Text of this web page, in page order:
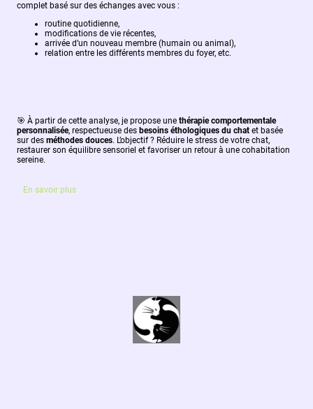
complet basé sur des échanges avec vous :
routine quotidienne,
modifications de vie récentes,
arrivée d’un nouveau membre (humain ou animal),
relation entre les différents membres du foyer, etc.
🎯 À partir de cette analyse, je propose une thérapie comportementale
personnalisée, respectueuse des besoins éthologiques du chat et basée
sur des méthodes douces. L’objectif ? Réduire le stress de votre chat,
restaurer son équilibre sensoriel et favoriser un retour à une cohabitation
sereine.
En savoir plus